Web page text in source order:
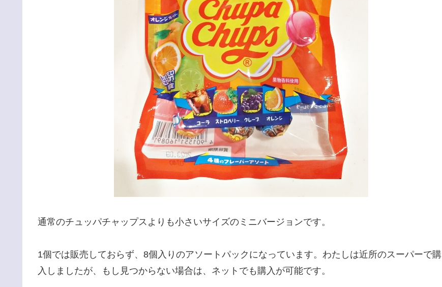
通常のチュッパチャップスよりも小さいサイズのミニバージョンです。
1個では販売しておらず、8個入りのアソートパックになっています。わたしは近所のスーパーで購
入しましたが、もし見つからない場合は、ネットでも購入が可能です。